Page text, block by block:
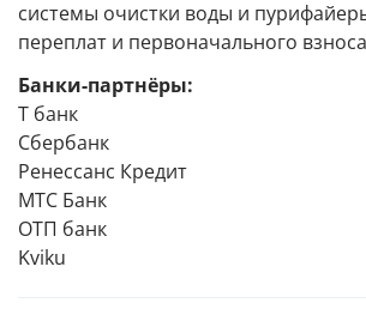
системы очистки воды и
переплат и первоначального
Банки-партнёры:
Т банк
Сбербанк
Ренессанс Кредит
МТС Банк
ОТП банк
Kviku